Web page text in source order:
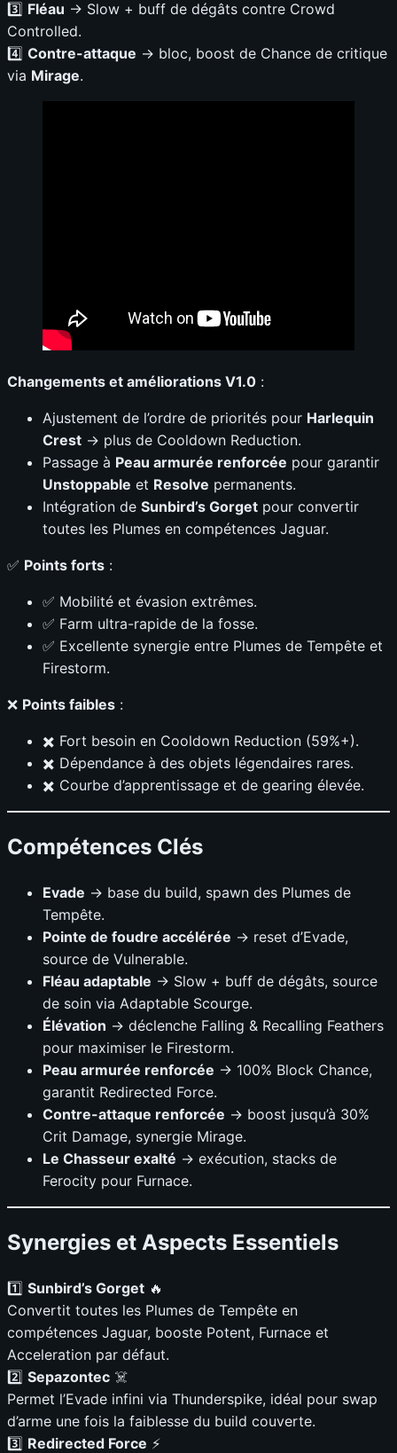
3️⃣ Fléau → Slow + buff de dégâts contre Crowd
Controlled.
4️⃣ Contre-attaque → bloc, boost de Chance de critique
via Mirage.
Changements et améliorations V1.0 :
Ajustement de l’ordre de priorités pour Harlequin
Crest → plus de Cooldown Reduction.
Passage à Peau armurée renforcée pour garantir
Unstoppable et Resolve permanents.
Intégration de Sunbird’s Gorget pour convertir
toutes les Plumes en compétences Jaguar.
✅ Points forts :
✅ Mobilité et évasion extrêmes.
✅ Farm ultra-rapide de la fosse.
✅ Excellente synergie entre Plumes de Tempête et
Firestorm.
❌ Points faibles :
✖️ Fort besoin en Cooldown Reduction (59%+).
✖️ Dépendance à des objets légendaires rares.
✖️ Courbe d’apprentissage et de gearing élevée.
Compétences Clés
Evade → base du build, spawn des Plumes de
Tempête.
Pointe de foudre accélérée → reset d’Evade,
source de Vulnerable.
Fléau adaptable → Slow + buff de dégâts, source
de soin via Adaptable Scourge.
Élévation → déclenche Falling & Recalling Feathers
pour maximiser le Firestorm.
Peau armurée renforcée → 100% Block Chance,
garantit Redirected Force.
Contre-attaque renforcée → boost jusqu’à 30%
Crit Damage, synergie Mirage.
Le Chasseur exalté → exécution, stacks de
Ferocity pour Furnace.
Synergies et Aspects Essentiels
1️⃣ Sunbird’s Gorget 🔥
Convertit toutes les Plumes de Tempête en
compétences Jaguar, booste Potent, Furnace et
Acceleration par défaut.
2️⃣ Sepazontec ☠️
Permet l’Evade infini via Thunderspike, idéal pour swap
d’arme une fois la faiblesse du build couverte.
3️⃣ Redirected Force ⚡